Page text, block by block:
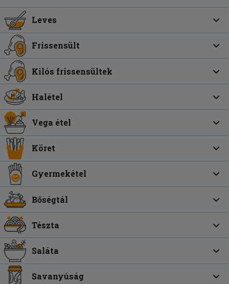
Leves
Frissensült
Kilós frissensültek
Halétel
Vega étel
Köret
Gyermekétel
Bőségtál
Tészta
Saláta
Savanyúság